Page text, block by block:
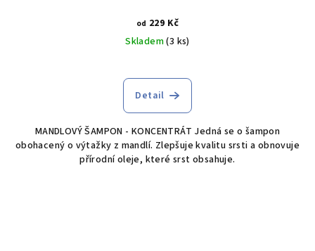
od 229 Kč
Skladem(3 ks)
Detail
MANDLOVÝ ŠAMPON - KONCENTRÁT Jedná se o šampon
obohacený o výtažky z mandlí. Zlepšuje kvalitu srsti a obnovuje
přírodní oleje, které srst obsahuje.